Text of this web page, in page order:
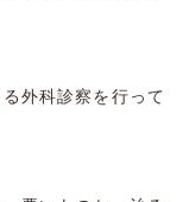
外科診察を行って